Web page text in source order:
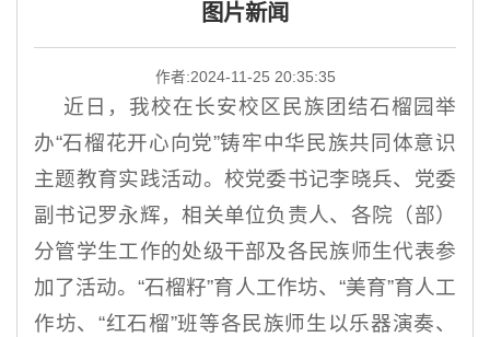
图片新闻
作者:2024-11-25 20:35:35
近日，我校在长安校区民族团结石榴园举
办“石榴花开心向党”铸牢中华民族共同体意识
主题教育实践活动。校党委书记李晓兵、党委
副书记罗永辉，相关单位负责人、各院（部）
分管学生工作的处级干部及各民族师生代表参
加了活动。“石榴籽”育人工作坊、“美育”育人工
作坊、“红石榴”班等各民族师生以乐器演奏、